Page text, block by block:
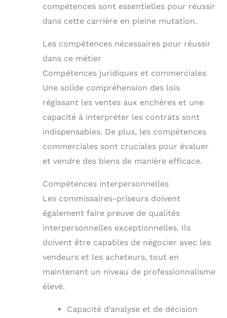
compétences sont essentielles pour réussir
dans cette carrière en pleine mutation.
Les compétences nécessaires pour réussir
dans ce métier
Compétences juridiques et commerciales
Une solide compréhension des lois
régissant les ventes aux enchères et une
capacité à interpréter les contrats sont
indispensables. De plus, les compétences
commerciales sont cruciales pour évaluer
et vendre des biens de manière efficace.
Compétences interpersonnelles
Les commissaires-priseurs doivent
également faire preuve de qualités
interpersonnelles exceptionnelles. Ils
doivent être capables de négocier avec les
vendeurs et les acheteurs, tout en
maintenant un niveau de professionnalisme
élevé.
Capacité d’analyse et de décision